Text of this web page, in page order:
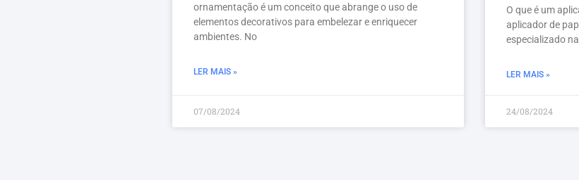
ornamentação é um conceito que abrange o uso de
elementos decorativos para embelezar e enriquecer
ambientes. No
LER MAIS »
07/08/2024
O que é um
aplicador de
especializado
LER MAIS »
24/08/2024